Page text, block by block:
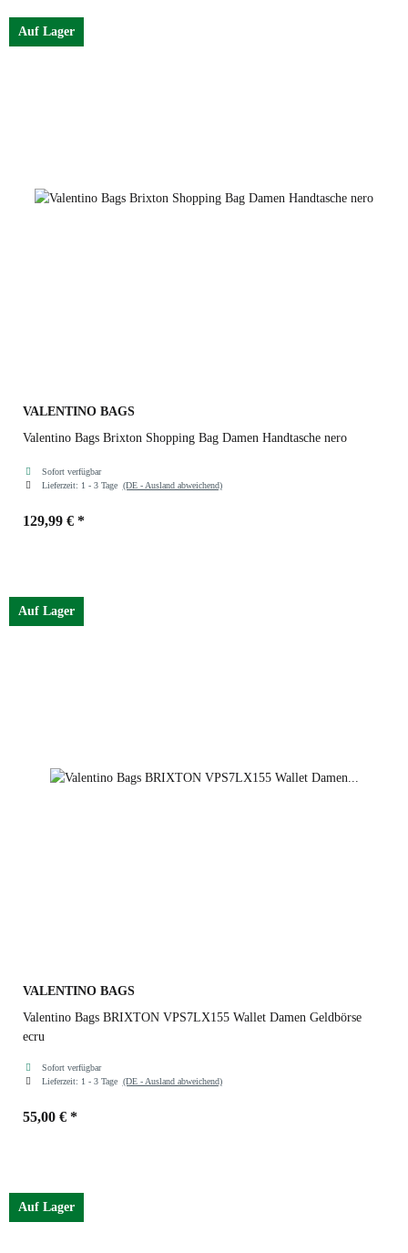
Auf Lager
VALENTINO BAGS
Valentino Bags Brixton Shopping Bag Damen Handtasche nero
Sofort verfügbar
Lieferzeit: 1 - 3 Tage (DE - Ausland abweichend)
129,99 € *
Auf Lager
VALENTINO BAGS
Valentino Bags BRIXTON VPS7LX155 Wallet Damen Geldbörse
ecru
Sofort verfügbar
Lieferzeit: 1 - 3 Tage (DE - Ausland abweichend)
55,00 € *
Auf Lager